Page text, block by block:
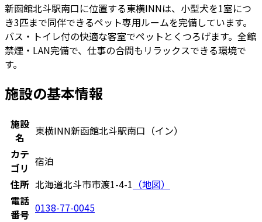
新函館北斗駅南口に位置する東横INNは、小型犬を1室につ
き3匹まで同伴できるペット専用ルームを完備しています。
バス・トイレ付の快適な客室でペットとくつろげます。全館
禁煙・LAN完備で、仕事の合間もリラックスできる環境で
す。
施設の基本情報
施設
名
東横INN新函館北斗駅南口（イン）
カテ
ゴリ 宿泊
住所 北海道北斗市市渡1-4-1 （地図）
電話
番号 0138-77-0045